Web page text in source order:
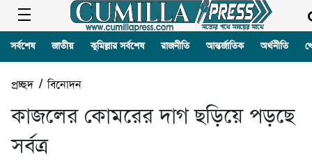
সর্বশেষ জাতীয় কুমিল্লার সর্বশেষ রাজনীতি আন্তর্জাতিক অর্থনীতি
প্রচ্ছদ/বিনোদন
কাজলের কোমরের দাগ ছড়িয়ে পড়ছে
সর্বত্র